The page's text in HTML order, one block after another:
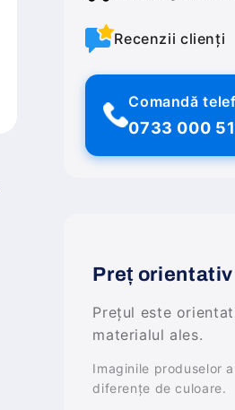
Recenzii clienți
Comandă
0733 000
Preț orientativ
Prețul este
materialul ales.
Imaginile produselor
diferențe de culoare.